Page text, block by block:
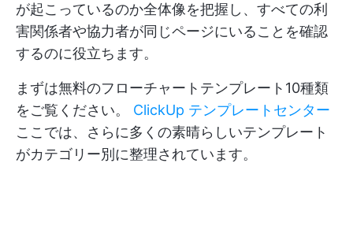
が起こっているのか全体像を把握し、すべての利
害関係者や協力者が同じページにいることを確認
するのに役立ちます。
まずは無料のフローチャートテンプレート10種類
をご覧ください。 ClickUp テンプレートセンター
ここでは、さらに多くの素晴らしいテンプレート
がカテゴリー別に整理されています。